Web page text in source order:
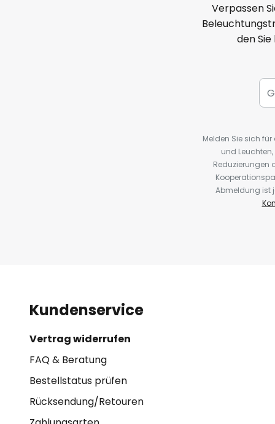
Verpassen
den
Melden Sie sich
und
Reduzierungen
Abmeldung ist
Kundenservice
Vertrag widerrufen
FAQ & Beratung
Bestellstatus prüfen
Rücksendung/Retouren